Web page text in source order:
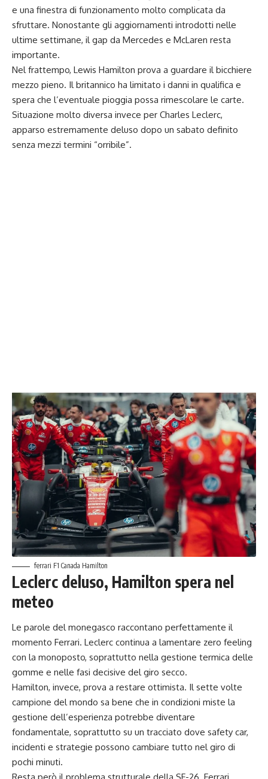
e una finestra di funzionamento molto complicata da
sfruttare. Nonostante gli aggiornamenti introdotti nelle
ultime settimane, il gap da Mercedes e McLaren resta
importante.
Nel frattempo, Lewis Hamilton prova a guardare il bicchiere
mezzo pieno. Il britannico ha limitato i danni in qualifica e
spera che l’eventuale pioggia possa rimescolare le carte.
Situazione molto diversa invece per Charles Leclerc,
apparso estremamente deluso dopo un sabato definito
senza mezzi termini “orribile”.
ferrari F1 Canada Hamilton
Leclerc deluso, Hamilton spera nel
meteo
Le parole del monegasco raccontano perfettamente il
momento Ferrari. Leclerc continua a lamentare zero feeling
con la monoposto, soprattutto nella gestione termica delle
gomme e nelle fasi decisive del giro secco.
Hamilton, invece, prova a restare ottimista. Il sette volte
campione del mondo sa bene che in condizioni miste la
gestione dell’esperienza potrebbe diventare
fondamentale, soprattutto su un tracciato dove safety car,
incidenti e strategie possono cambiare tutto nel giro di
pochi minuti.